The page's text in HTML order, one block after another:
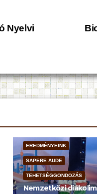
Nyelvi
EREDMÉNYEINK
SAPERE AUDE
TEHETSÉGGONDOZÁS
Nemzetközi